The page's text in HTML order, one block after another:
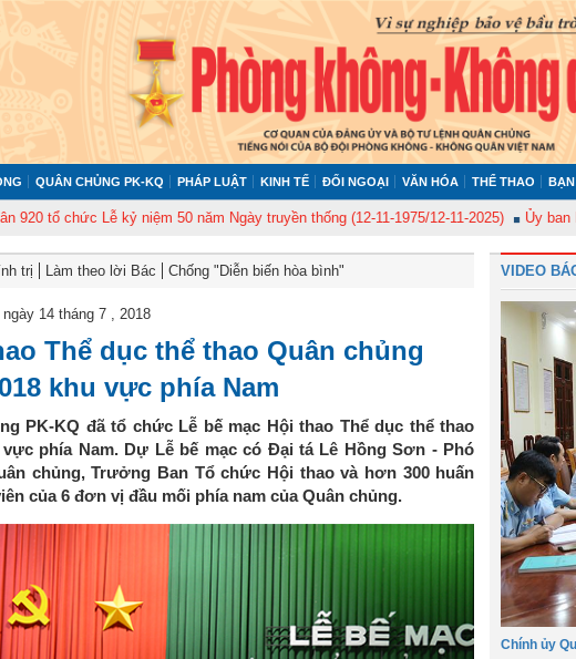
QUÂN CHỦNG PK-KQ PHÁP LUẬT KINH TẾ ĐỐI NGOẠI VĂN HÓA THỂ THAO
tổ chức Lễ kỷ niệm 50 năm Ngày truyền thống (12-11-1975/12-11-2025) Ủy ban Kiểm
trị Làm theo lời Bác Chống "Diễn biến hòa bình"
14 tháng 7 , 2018
Thể dục thể thao Quân chủng
khu vực phía Nam
PK-KQ đã tổ chức Lễ bế mạc Hội thao Thể dục thể thao
vực phía Nam. Dự Lễ bế mạc có Đại tá Lê Hồng Sơn - Phó
chủng, Trưởng Ban Tổ chức Hội thao và hơn 300 huấn
của 6 đơn vị đầu mối phía nam của Quân chủng.
VIDEO
Chính ủy